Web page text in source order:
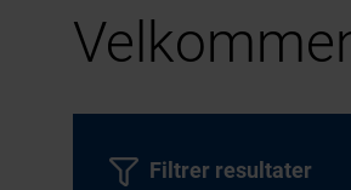
Filtrer resultater